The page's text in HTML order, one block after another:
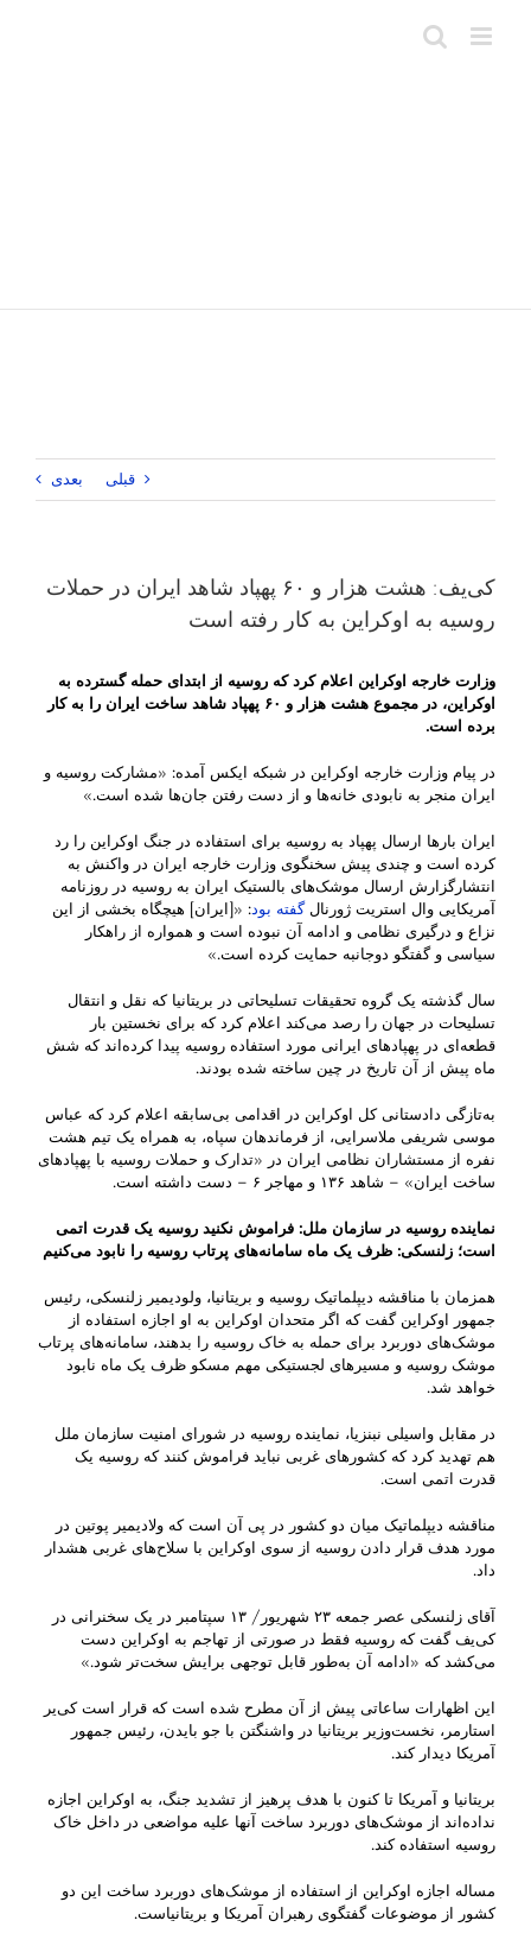
قبلی بعدی
کی‌یف: هشت هزار و ۶۰ پهپاد شاهد ایران در حملات
روسیه به اوکراین به کار رفته است
وزارت خارجه اوکراین اعلام کرد که روسیه از ابتدای حمله گسترده به
اوکراین، در مجموع هشت هزار و ۶۰ پهپاد شاهد ساخت ایران را به کار
برده است.
در پیام وزارت خارجه اوکراین در شبکه ایکس آمده: «مشارکت روسیه و
ایران منجر به نابودی خانه‌ها و از دست رفتن جان‌ها شده است.»
ایران بارها ارسال پهپاد به روسیه برای استفاده در جنگ اوکراین را رد
کرده است و چندی پیش سخنگوی وزارت خارجه ایران در واکنش به
انتشارگزارش ارسال موشک‌های بالستیک ایران به روسیه در روزنامه
آمریکایی وال استریت ژورنالگفته بود: «[ایران] هیچگاه بخشی از این
نزاع و درگیری نظامی و ادامه آن نبوده است و همواره از راهکار
سیاسی و گفتگو دوجانبه حمایت کرده است.»
سال گذشته یک گروه تحقیقات تسلیحاتی در بریتانیا که نقل و انتقال
تسلیحات در جهان را رصد می‌کند اعلام کرد که برای نخستین بار
قطعه‌ای در پهپادهای ایرانی مورد استفاده روسیه پیدا کرده‌اند که شش
ماه پیش از آن تاریخ در چین ساخته شده بودند.
به‌تازگی دادستانی کل اوکراین در اقدامی بی‌سابقه اعلام کرد که عباس
موسی شریفی ملاسرایی، از فرماندهان سپاه، به همراه یک تیم هشت
نفره از مستشاران نظامی ایران در «تدارک و حملات روسیه با پهپادهای
ساخت ایران» – شاهد ۱۳۶ و مهاجر ۶ – دست داشته است.
نماینده روسیه در سازمان ملل: فراموش نکنید روسیه یک قدرت اتمی
است؛ زلنسکی: ظرف یک ماه سامانه‌های پرتاب روسیه را نابود می‌کنیم
همزمان با مناقشه دیپلماتیک روسیه و بریتانیا،‌ ولودیمیر زلنسکی، رئیس
جمهور اوکراین گفت که اگر متحدان اوکراین به او اجازه استفاده از
موشک‌های دوربرد برای حمله به خاک روسیه را بدهند،‌ سامانه‌های پرتاب
موشک روسیه و مسیرهای لجستیکی مهم مسکو ظرف یک ماه نابود
خواهد شد.
در مقابل واسیلی نبنزیا، نماینده روسیه در شورای امنیت سازمان ملل
هم تهدید کرد که کشورهای غربی نباید فراموش کنند که روسیه یک
قدرت اتمی است.
مناقشه دیپلماتیک میان دو کشور در پی آن است که ولادیمیر پوتین در
مورد هدف قرار دادن روسیه از سوی اوکراین با سلاح‌های غربی هشدار
داد.
آقای زلنسکی عصر جمعه ۲۳ شهریور/ ۱۳ سپتامبر در یک سخنرانی در
کی‎‌یف گفت که روسیه فقط در صورتی از تهاجم به اوکراین دست
می‌کشد که «ادامه آن به‌طور قابل توجهی برایش سخت‌تر شود.»
این اظهارات ساعاتی پیش از آن مطرح شده است که قرار است کی‌یر
استارمر، نخست‌وزیر بریتانیا در واشنگتن با جو بایدن، رئیس جمهور
آمریکا دیدار کند.
بریتانیا و آمریکا تا کنون با هدف پرهیز از تشدید جنگ، به اوکراین اجازه
نداده‌اند از موشک‌های دوربرد ساخت آنها علیه مواضعی در داخل خاک
روسیه استفاده کند.
مساله اجازه اوکراین از استفاده از موشک‌های دوربرد ساخت این دو
کشور از موضوعات گفتگوی رهبران آمریکا و بریتانیاست.